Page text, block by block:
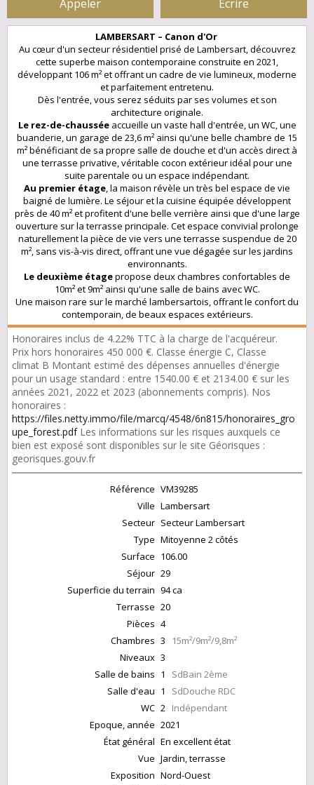
Appeler Écrire
LAMBERSART – Canon d'Or
Au cœur d'un secteur résidentiel prisé de Lambersart, découvrez
cette superbe maison contemporaine construite en 2021,
développant 106 m² et offrant un cadre de vie lumineux, moderne
et parfaitement entretenu.
Dès l'entrée, vous serez séduits par ses volumes et son
architecture originale.
Le rez-de-chausséeaccueille un vaste hall d'entrée, un WC, une
buanderie, un garage de 23,6 m² ainsi qu'une belle chambre de 15
m² bénéficiant de sa propre salle de douche et d'un accès direct à
une terrasse privative, véritable cocon extérieur idéal pour une
suite parentale ou un espace indépendant.
Au premier étage, la maison révèle un très bel espace de vie
baigné de lumière. Le séjour et la cuisine équipée développent
près de 40 m² et profitent d'une belle verrière ainsi que d'une large
ouverture sur la terrasse principale. Cet espace convivial prolonge
naturellement la pièce de vie vers une terrasse suspendue de 20
m², sans vis-à-vis direct, offrant une vue dégagée sur les jardins
environnants.
Le deuxième étagepropose deux chambres confortables de
10m² et 9m² ainsi qu'une salle de bains avec WC.
Une maison rare sur le marché lambersartois, offrant le confort du
contemporain, de beaux espaces extérieurs.
Honoraires inclus de 4.22% TTC à la charge de l'acquéreur.
Prix hors honoraires 450 000 €. Classe énergie C, Classe
climat B Montant estimé des dépenses annuelles d'énergie
pour un usage standard : entre 1540.00 € et 2134.00 € sur les
années 2021, 2022 et 2023 (abonnements compris). Nos
honoraires :
https://files.netty.immo/file/marcq/4548/6n815/honoraires_gro
upe_forest.pdfLes informations sur les risques auxquels ce
bien est exposé sont disponibles sur le site Géorisques :
georisques.gouv.fr
Référence VM39285
Ville Lambersart
Secteur Secteur Lambersart
Type Mitoyenne 2 côtés
Surface 106.00
Séjour 29
Superficie du terrain 94 ca
Terrasse 20
Pièces 4
Chambres 3
15m²/9m²/9,8m²
Niveaux 3
Salle de bains 1 SdBain 2ème
Salle d'eau 1 SdDouche RDC
WC 2 Indépendant
Epoque, année 2021
État général En excellent état
Vue Jardin, terrasse
Exposition Nord-Ouest